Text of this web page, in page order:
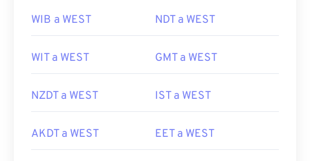
WIB a WEST NDT a WEST
WIT a WEST GMT a WEST
NZDT a WEST IST a WEST
AKDT a WEST EET a WEST